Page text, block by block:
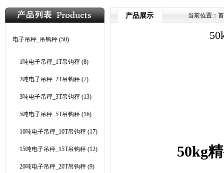
电子吊秤_吊钩秤 (50)
1吨电子吊秤_1T吊钩秤 (8)
2吨电子吊秤_2T吊钩秤 (7)
3吨电子吊秤_3T吊钩秤 (13)
5吨电子吊秤_5T吊钩秤 (16)
10吨电子吊秤_10T吊钩秤 (17)
15吨电子吊秤_15T吊钩秤 (12)
20吨电子吊秤_20T吊钩秤 (9)
当前位置：
产品展示
50kg